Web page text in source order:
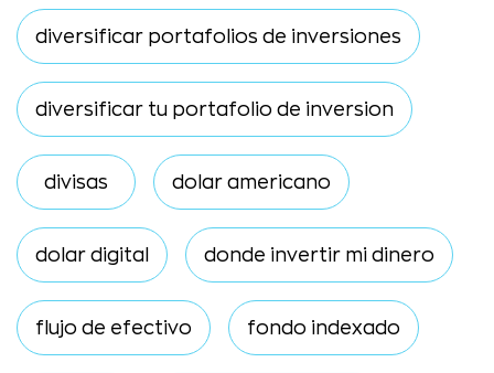
diversificar portafolios de inversiones
diversificar tu portafolio de inversion
divisas dolar americano
dolar digital donde invertir mi dinero
flujo de efectivo fondo indexado